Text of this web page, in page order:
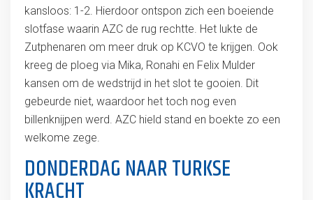
kansloos: 1-2. Hierdoor ontspon zich een boeiende
slotfase waarin AZC de rug rechtte. Het lukte de
Zutphenaren om meer druk op KCVO te krijgen. Ook
kreeg de ploeg via Mika, Ronahi en Felix Mulder
kansen om de wedstrijd in het slot te gooien. Dit
gebeurde niet, waardoor het toch nog even
billenknijpen werd. AZC hield stand en boekte zo een
welkome zege.
DONDERDAG NAAR TURKSE
KRACHT